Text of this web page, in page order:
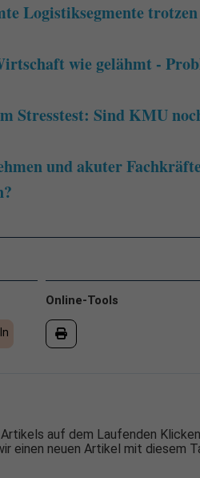
Logistiksegmente
wie gelähmt -
Stresstest: Sind KMU
und akuter
Online-Tools
auf dem Laufenden
einen neuen Artikel mit diesem